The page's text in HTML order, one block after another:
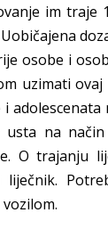
im traje
osobe i
uzimati ovaj
adolescenata
usta na
O trajanju